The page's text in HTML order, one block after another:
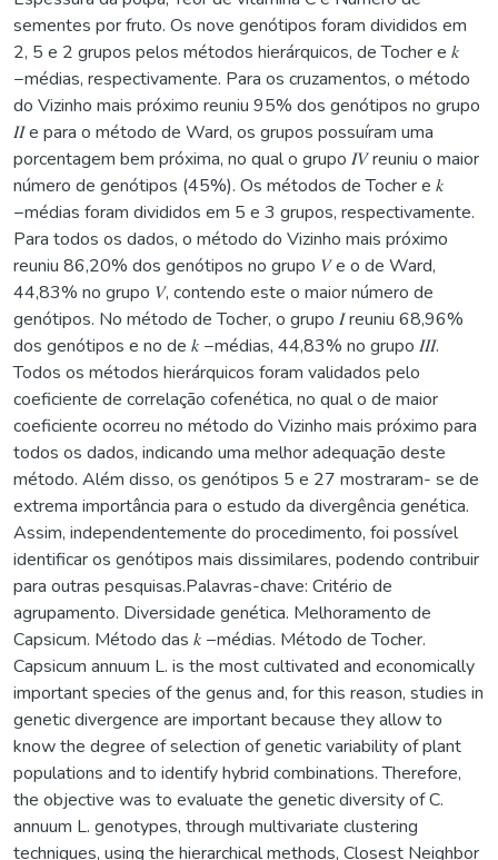
sementes por fruto. Os nove genótipos foram divididos em
2, 5 e 2 grupos pelos métodos hierárquicos, de Tocher e 𝑘
−médias, respectivamente. Para os cruzamentos, o método
do Vizinho mais próximo reuniu 95% dos genótipos no grupo
𝐼𝐼 e para o método de Ward, os grupos possuíram uma
porcentagem bem próxima, no qual o grupo 𝐼𝑉 reuniu o maior
número de genótipos (45%). Os métodos de Tocher e 𝑘
−médias foram divididos em 5 e 3 grupos, respectivamente.
Para todos os dados, o método do Vizinho mais próximo
reuniu 86,20% dos genótipos no grupo 𝑉 e o de Ward,
44,83% no grupo 𝑉, contendo este o maior número de
genótipos. No método de Tocher, o grupo 𝐼 reuniu 68,96%
dos genótipos e no de 𝑘 −médias, 44,83% no grupo 𝐼𝐼𝐼.
Todos os métodos hierárquicos foram validados pelo
coeficiente de correlação cofenética, no qual o de maior
coeficiente ocorreu no método do Vizinho mais próximo para
todos os dados, indicando uma melhor adequação deste
método. Além disso, os genótipos 5 e 27 mostraram- se de
extrema importância para o estudo da divergência genética.
Assim, independentemente do procedimento, foi possível
identificar os genótipos mais dissimilares, podendo contribuir
para outras pesquisas.Palavras-chave: Critério de
agrupamento. Diversidade genética. Melhoramento de
Capsicum. Método das 𝑘 −médias. Método de Tocher.
Capsicum annuum L. is the most cultivated and economically
important species of the genus and, for this reason, studies in
genetic divergence are important because they allow to
know the degree of selection of genetic variability of plant
populations and to identify hybrid combinations. Therefore,
the objective was to evaluate the genetic diversity of C.
annuum L. genotypes, through multivariate clustering
techniques, using the hierarchical methods, Closest Neighbor